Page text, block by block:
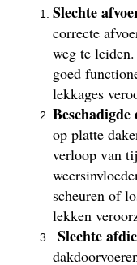
Slechte
correcte
weg te
goed
lekkages
op platte
verloop van
scheuren of
lekken
Slechte